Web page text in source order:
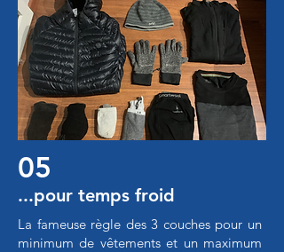
05
...pour temps froid
La fameuse règle des 3 couches pour un
minimum de vêtements et un maximum